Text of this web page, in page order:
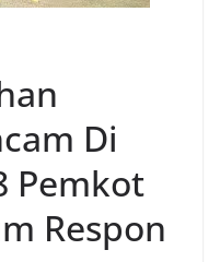
Di
Pemkot
Respon